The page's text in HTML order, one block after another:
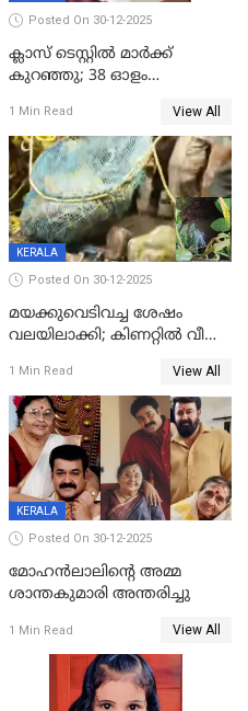
Posted On 30-12-2025
ക്ലാസ് ടെസ്റ്റിൽ മാർക്ക്
കുറഞ്ഞു; 38 ഓളം
സെന്ററിലെ അധ്യാപകന്‍
മർദിച്ചതായി പരാതി
1 Min Read View All
KERALA
Posted On 30-12-2025
മയക്കുവെടിവച്ച ശേഷം
വലയിലാക്കി; കിണറ്റിൽ വീണ
1 Min Read View All
KERALA
Posted On 30-12-2025
മോഹന്‍ലാലിന്‍റെ അമ്മ
ശാന്തകുമാരി അന്തരിച്ചു
1 Min Read View All